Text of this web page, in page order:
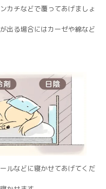
カチなどで覆ってあげましょ
出る場合にはカーゼや綿など
ルなどに寝かせてあげてくだ